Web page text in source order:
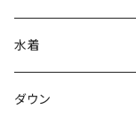
水着
～44/S
ダウン